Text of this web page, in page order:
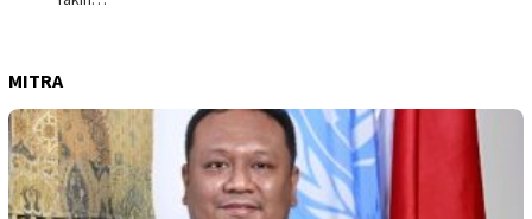
MITRA